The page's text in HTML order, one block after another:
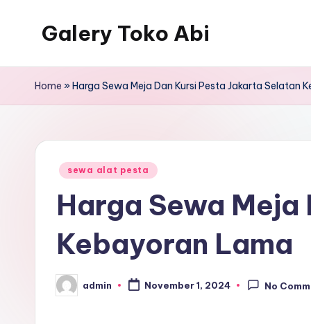
Galery Toko Abi
Home »Harga Sewa Meja Dan Kursi Pesta Jakarta Selatan
Posted
sewa alat pesta
Harga Sewa
Kebayoran Lama
Posted
by
admin November 1, 2024 No